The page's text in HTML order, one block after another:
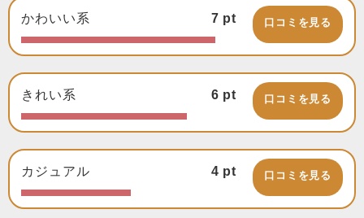
かわいい系 7 pt 口コミを見る
きれい系 6 pt 口コミを見る
カジュアル 4 pt 口コミを見る